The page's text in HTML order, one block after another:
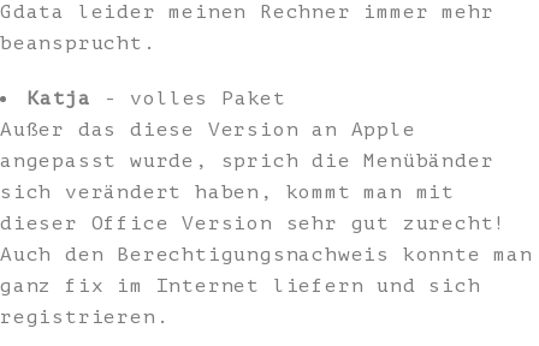
Gdata leider meinen Rechner immer mehr
beansprucht.
Katja
- volles Paket
Außer das diese Version an Apple
angepasst wurde, sprich die Menübänder
sich verändert haben, kommt man mit
dieser Office Version sehr gut zurecht!
Auch den Berechtigungsnachweis konnte man
ganz fix im Internet liefern und sich
registrieren.